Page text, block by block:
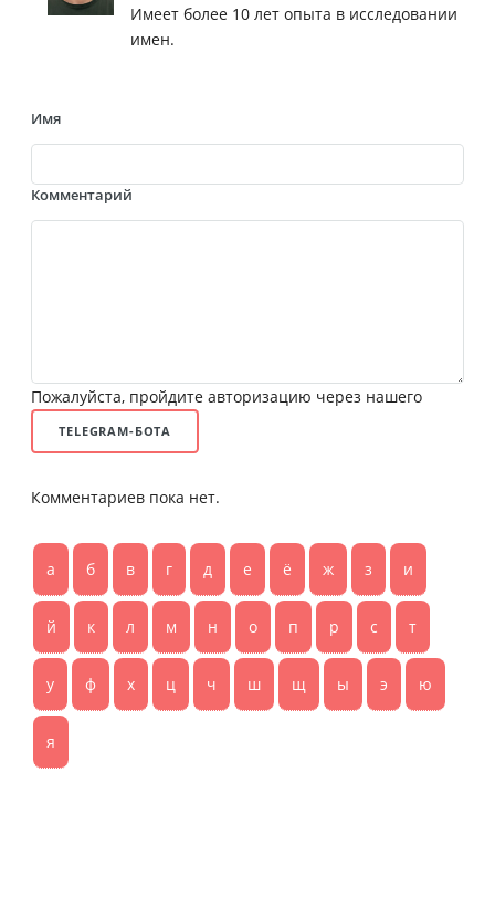
Имеет более 10 лет опыта в исследовании
имен.
Имя
Комментарий
Пожалуйста, пройдите авторизацию через нашего
TELEGRAM-БОТА
Комментариев пока нет.
а б в г д е ё ж з и
й к л м н о п р с т
у ф х ц ч ш щ ы э ю
я